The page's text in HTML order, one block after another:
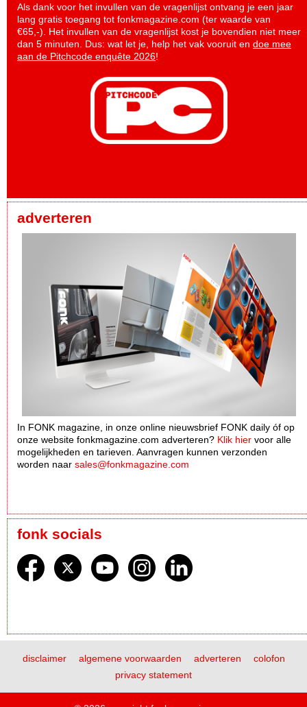
Als dank voor het invullen van de vragenlijst ontvang je een jaar
lang gratis toegang tot fonkmagazine.com (ter waarde van
€65,-). Het invullen van de vragenlijst kost je bovendien niet meer
dan 5 minuten. Dus: wat let je, help het vak vooruit en doe mee
aan de Pitchcode enquête 2026!
adverteren
In FONK magazine, in onze online nieuwsbrief FONK daily óf op
onze website fonkmagazine.com adverteren? Klik hier voor alle
mogelijkheden en tarieven. Aanvragen kunnen verzonden
worden naar sales@fonkmagazine.com
fonk socials
disclaimer algemene voorwaarden adverteren
colofon
privacy statement